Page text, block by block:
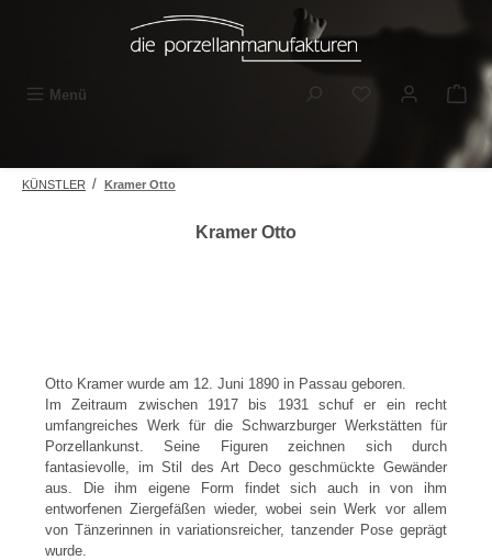
Zum Hauptinhalt springen
Menü Du hast 0
KÜNSTLER / Kramer Otto
Kramer Otto
Otto Kramer wurde am 12. Juni 1890 in Passau geboren.
Im Zeitraum zwischen 1917 bis 1931 schuf er ein recht
umfangreiches Werk für die Schwarzburger Werkstätten für
Porzellankunst. Seine Figuren zeichnen sich durch
fantasievolle, im Stil des Art Deco geschmückte Gewänder
aus. Die ihm eigene Form findet sich auch in von ihm
entworfenen Ziergefäßen wieder, wobei sein Werk vor allem
von Tänzerinnen in variationsreicher, tanzender Pose geprägt
wurde.